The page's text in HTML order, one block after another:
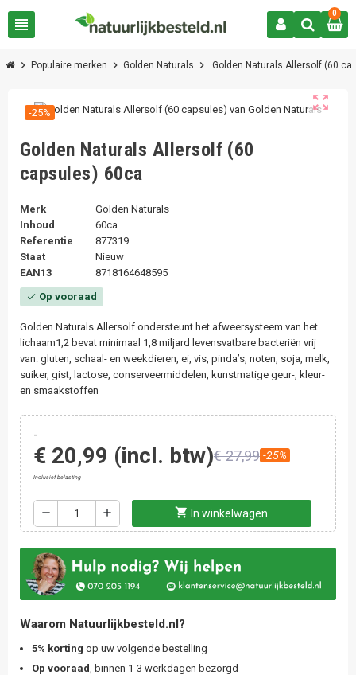
view_headline
0
chevron_right Populaire merken chevron_right Golden Naturals chevron_right Golden Naturals Allersolf (60
zoom_out_map
-25%
Golden Naturals Allersolf (60
capsules) 60ca
Merk
Golden Naturals
Inhoud
60ca
Referentie
877319
Staat
Nieuw
EAN13
8718164648595
check Op vooraad
Golden Naturals Allersolf ondersteunt het afweersysteem van het
lichaam1,2 bevat minimaal 1,8 miljard levensvatbare bacteriën vrij
van: gluten, schaal- en weekdieren, ei, vis, pinda’s, noten, soja, melk,
suiker, gist, lactose, conserveermiddelen, kunstmatige geur-, kleur-
en smaakstoffen
-
€ 20,99 (incl. btw)€ 27,99 -25%
Inclusief belasting
remove add shopping_cart In winkelwagen
Waarom Natuurlijkbesteld.nl?
5% korting op uw volgende bestelling
Op vooraad
, binnen 1-3 werkdagen bezorgd